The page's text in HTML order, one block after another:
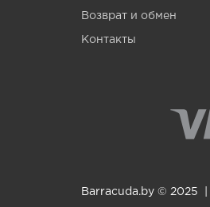
Мотыль
Опарыш
Возврат и обмен
Контакты
Barracuda.by © 2025 |